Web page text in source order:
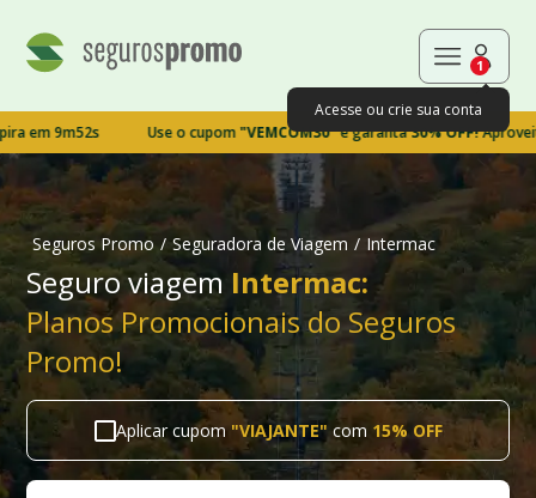
1
Acesse ou crie sua conta
Use o cupom"VEMCOM30"e garanta30% OFF!Aproveite,
Seguros Promo / Seguradora de Viagem / Intermac
Seguro viagem Intermac:
Planos Promocionais do Seguros
Promo!
Aplicar cupom "VIAJANTE" com 15% OFF